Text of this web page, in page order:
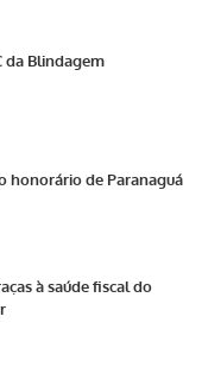
da Blindagem
honorário de Paranaguá
à saúde fiscal do